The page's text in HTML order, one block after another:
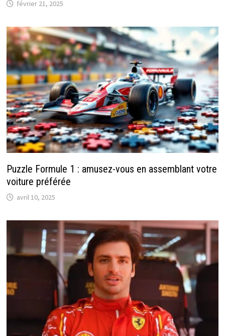
février 21, 2025
Puzzle Formule 1 : amusez-vous en assemblant votre
voiture préférée
avril 10, 2025